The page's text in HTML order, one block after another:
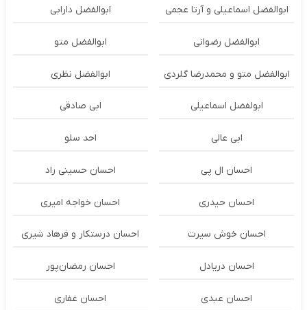
ابوالفضل اسماعیلی و آرتا عجمی ابوالفضل دارابی
ابوالفضل رضوانی ابوالفضل متو
ابوالفضل متو و محمدرضا گلردی ابوالفضل نظری
ابولفضل اسماعیلی ابی صادقی
ابی عالی احد سلو
احسان ال پی احسان حسینی راد
احسان حیدری احسان خواجه امیری
احسان خوش سیرت احسان درستكار و فرهاد شيرى
احسان دریادل احسان رمضان‌پور
احسان عبدی احسان غفاری